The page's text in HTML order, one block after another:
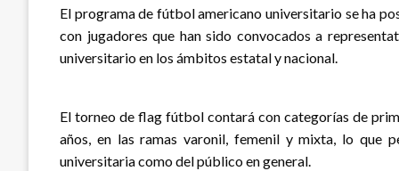
El programa de fútbol americano universitario se ha
con jugadores que han sido convocados a
universitario en los ámbitos estatal y nacional.
El torneo de flag fútbol contará con categorías de
años, en las ramas varonil, femenil y mixta, lo que
universitaria como del público en general.